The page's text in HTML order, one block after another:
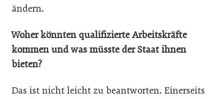
ändern.
Woher könnten qualifizierte Arbeitskräfte
kommen und was müsste der Staat ihnen
bieten?
Das ist nicht leicht zu beantworten. Einerseits